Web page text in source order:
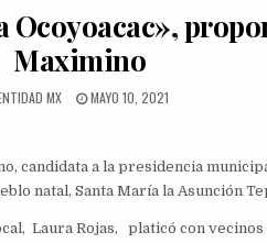
Ocoyoacac»,
Maximino
MX
PUBLISHED
MAYO 10, 2021
candidata a la presidencia
natal, Santa María la Asunción
Laura Rojas, platicó con vecinos